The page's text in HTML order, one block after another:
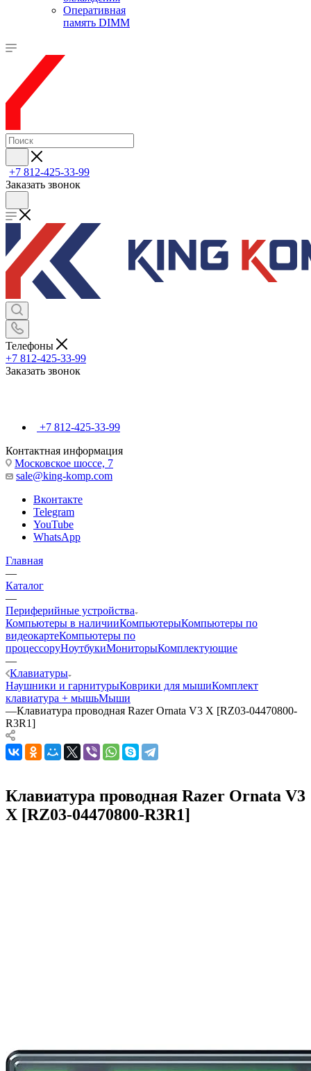
Оперативная
память DIMM
+7 812-425-33-99
Заказать звонок
Телефоны
+7 812-425-33-99
Заказать звонок
+7 812-425-33-99
Контактная информация
Московское шоссе, 7
sale@king-komp.com
Вконтакте
Telegram
YouTube
WhatsApp
Главная
—
Каталог
—
Периферийные устройства
Компьютеры в наличииКомпьютерыКомпьютеры по
видеокартеКомпьютеры по
процессоруНоутбукиМониторыКомплектующие
—
Клавиатуры
Наушники и гарнитурыКоврики для мышиКомплект
клавиатура + мышьМыши
—Клавиатура проводная Razer Ornata V3 X [RZ03-04470800-
R3R1]
Клавиатура проводная Razer Ornata V3
X [RZ03-04470800-R3R1]